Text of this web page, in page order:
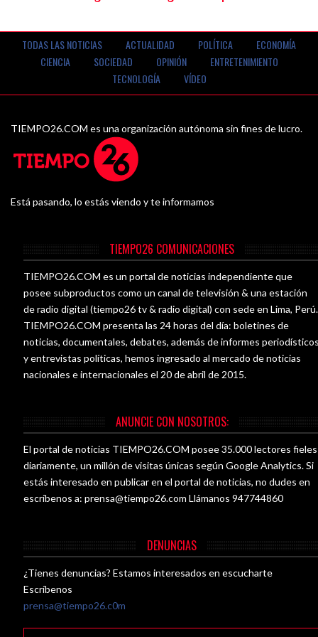
VIDEOS
TODAS LAS NOTICIAS ACTUALIDAD POLÍTICA
ECONOMÍA
CIENCIA
SOCIEDAD OPINIÓN
ENTRETENIMIENTO
TECNOLOGÍA
VÍDEO
TIEMPO26.COM es una organización autónoma sin fines de lucro.
Está pasando, lo estás viendo y te informamos
TIEMPO26 COMUNICACIONES
TIEMPO26.COM es un portal de noticias independiente que
posee subproductos como un canal de televisión & una estación
de radio digital (tiempo26 tv & radio digital) con sede en Lima, Perú.
TIEMPO26.COM presenta las 24 horas del día: boletines de
noticias, documentales, debates, además de informes
y entrevistas políticas, hemos ingresado al mercado de noticias
nacionales e internacionales el 20 de abril de 2015.
ANUNCIE CON NOSOTROS:
El portal de noticias TIEMPO26.COM posee 35.000 lectores fieles
diariamente, un millón de visitas únicas según Google Analytics. Si
estás interesado en publicar en el portal de noticias, no dudes en
escríbenos a:prensa@tiempo26.com Llámanos 947744860
DENUNCIAS
¿Tienes denuncias? Estamos interesados en escucharte
Escríbenos
prensa@tiempo26.c0m